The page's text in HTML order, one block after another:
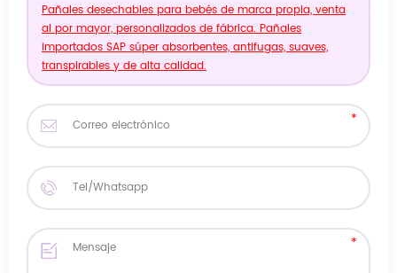
Pañales desechables para bebés de marca propia, venta
al por mayor, personalizados de fábrica. Pañales
importados SAP súper absorbentes, antifugas, suaves,
transpirables y de alta calidad.